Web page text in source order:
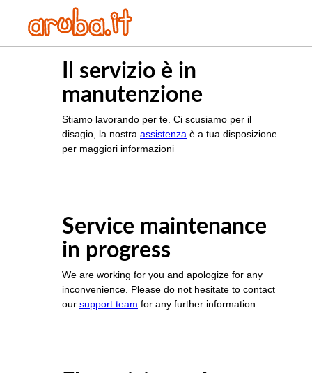
Il servizio è in
manutenzione
Stiamo lavorando per te. Ci scusiamo per il
disagio, la nostra assistenza è a tua disposizione
per maggiori informazioni
Service maintenance
in progress
We are working for you and apologize for any
inconvenience. Please do not hesitate to contact
our support team for any further information